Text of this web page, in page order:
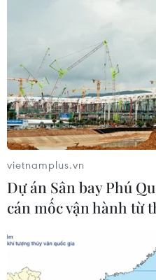
vietnamplus.vn
Dự án Sân bay Phú
cán mốc vận hành từ